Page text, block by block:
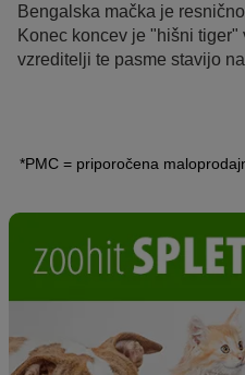
Bengalska mačka je
Konec koncev je "hišni
vzreditelji te pasme stavijo
srečate divjo mačko? V
*PMC = priporočena